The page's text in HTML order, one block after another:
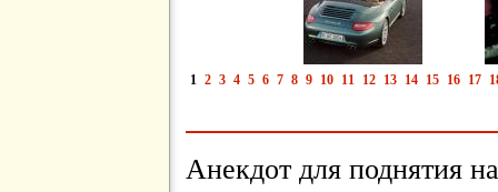
1 2 3 4 5 6 7 8 9 10 11 12 13 14 15 16 17
Анекдот для поднятия